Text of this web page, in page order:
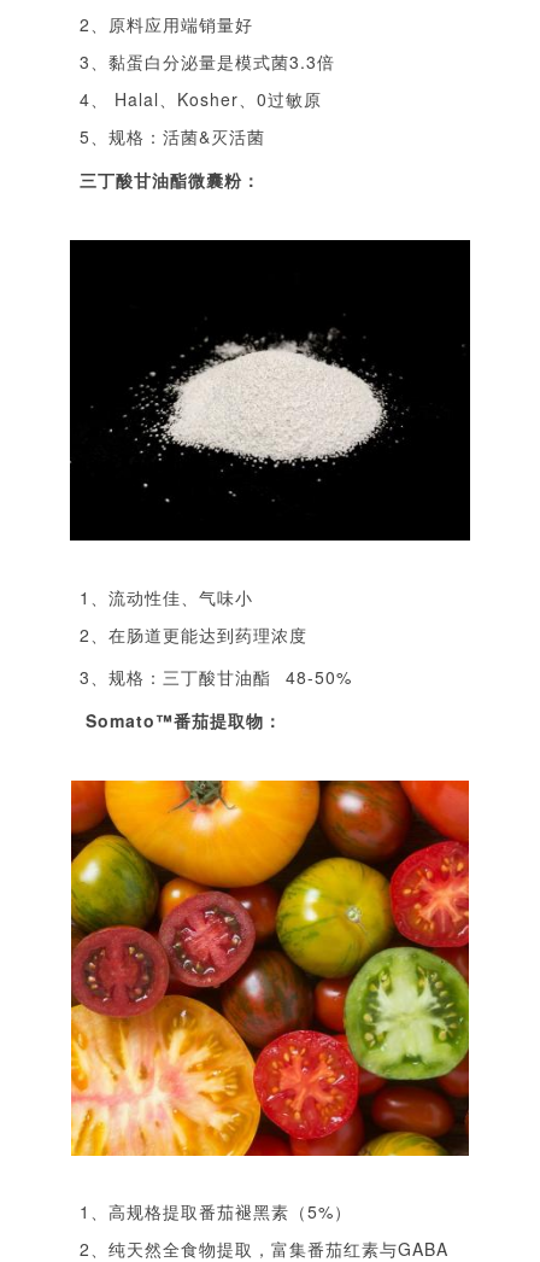
2、原料应用端销量好
3、黏蛋白分泌量是模式菌3.3倍
4、 Halal、Kosher、0过敏原
5、规格：活菌&灭活菌
三丁酸甘油酯微囊粉：
1、流动性佳、气味小
2、在肠道更能达到药理浓度
3、规格： 三丁酸甘油酯
48-50%
Somato™番茄提取物：
1、高规格提取番茄褪黑素（5%）
2、纯天然全食物提取，富集番茄红素与GABA